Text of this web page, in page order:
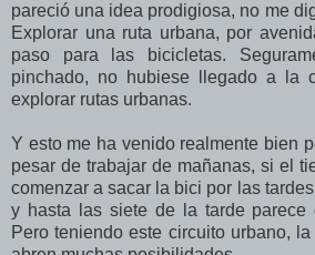
pareció una idea prodigiosa, no me
Explorar una ruta urbana, por
paso para las bicicletas.
pinchado, no hubiese llegado a la
explorar rutas urbanas.
Y esto me ha venido realmente bien
pesar de trabajar de mañanas, si el
comenzar a sacar la bici por las
y hasta las siete de la tarde
Pero teniendo este circuito urbano,